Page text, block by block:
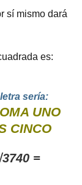
sí mismo dará
es:
sería:
UNO
CINCO
=